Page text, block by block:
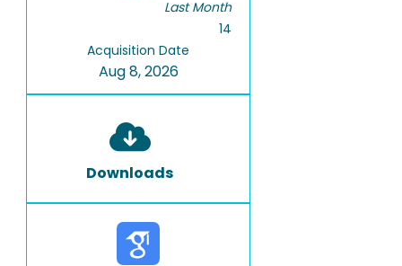
Last Month
14
Acquisition Date
Aug 8, 2026
Downloads